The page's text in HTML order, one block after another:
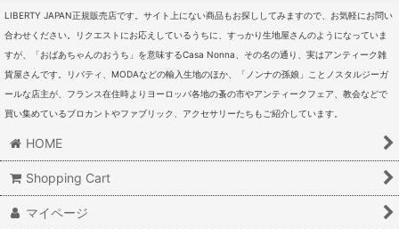
LIBERTY JAPAN正規販売店です。サイト上にない商品もお探ししてみますので、お気軽にお問い
合わせください。リクエストにお応えしているうちに、すっかり生地屋さんのようになっていま
すが、「おばあちゃんのおうち」を意味するCasa Nonna、その名の通り、実はアンティーク雑
貨屋さんです。リバティ、MODAなどの輸入生地のほか、「ノンナの孫娘」ことノスタルジーガ
ールな店主が、フランス在住時よりヨーロッパ各地の蚤の市やアンティークフェア、教会などで
買い集めているブロカントやファブリック、アクセサリーたちもご紹介しています。
HOME
Shopping Cart
マイページ